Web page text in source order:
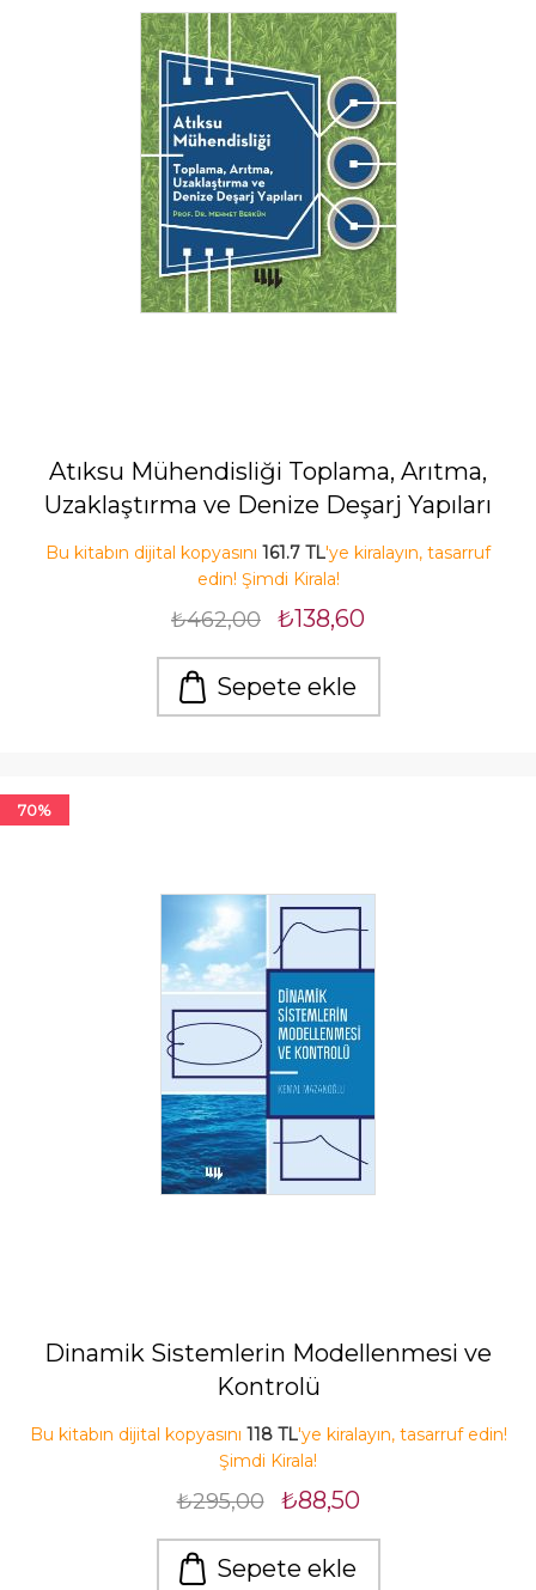
Atıksu Mühendisliği Toplama, Arıtma,
Uzaklaştırma ve Denize Deşarj Yapıları
Bu kitabın dijital kopyasını 161.7 TL'ye kiralayın, tasarruf
edin! Şimdi Kirala!
₺462,00 ₺138,60
Sepete ekle
70%
Dinamik Sistemlerin Modellenmesi ve
Kontrolü
Bu kitabın dijital kopyasını 118 TL'ye kiralayın, tasarruf edin!
Şimdi Kirala!
₺295,00 ₺88,50
Sepete ekle